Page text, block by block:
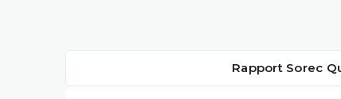
Rapport Sorec